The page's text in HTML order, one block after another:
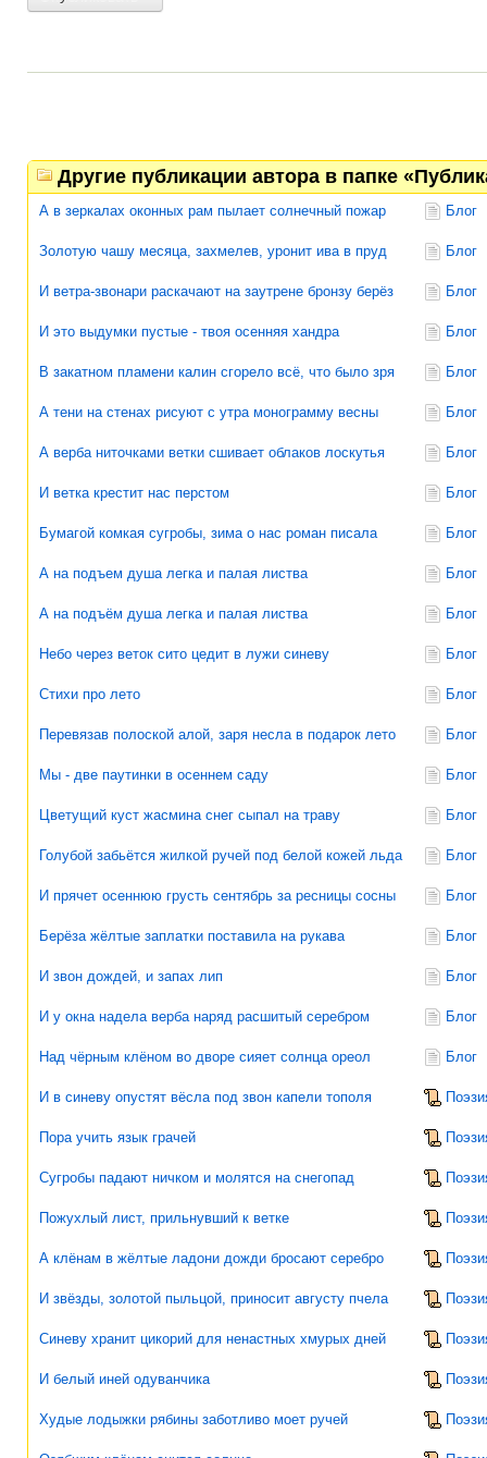
Другие публикации автора в папке
А в зеркалах оконных рам пылает солнечный пожар Блог
Золотую чашу месяца, захмелев, уронит ива в пруд Блог
И ветра-звонари раскачают на заутрене бронзу берёз Блог
И это выдумки пустые - твоя осенняя хандра Блог
В закатном пламени калин сгорело всё, что было зря Блог
А тени на стенах рисуют с утра монограмму весны Блог
А верба ниточками ветки сшивает облаков лоскутья Блог
И ветка крестит нас перстом Блог
Бумагой комкая сугробы, зима о нас роман писала Блог
А на подъем душа легка и палая листва Блог
А на подъём душа легка и палая листва Блог
Небо через веток сито цедит в лужи синеву Блог
Стихи про лето Блог
Перевязав полоской алой, заря несла в подарок лето Блог
Мы - две паутинки в осеннем саду Блог
Цветущий куст жасмина снег сыпал на траву Блог
Голубой забьётся жилкой ручей под белой кожей льда Блог
И прячет осеннюю грусть сентябрь за ресницы сосны Блог
Берёза жёлтые заплатки поставила на рукава Блог
И звон дождей, и запах лип Блог
И у окна надела верба наряд расшитый серебром Блог
Над чёрным клёном во дворе сияет солнца ореол Блог
И в синеву опустят вёсла под звон капели тополя
Пора учить язык грачей
Сугробы падают ничком и молятся на снегопад
Пожухлый лист, прильнувший к ветке
А клёнам в жёлтые ладони дожди бросают серебро
И звёзды, золотой пыльцой, приносит августу пчела
Синеву хранит цикорий для ненастных хмурых дней
И белый иней одуванчика
Худые лодыжки рябины заботливо моет ручей